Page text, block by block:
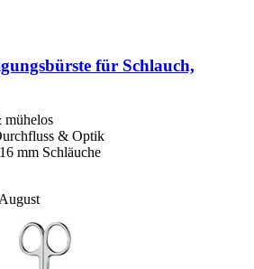
für Schlauch,
& Optik
mm Schläuche